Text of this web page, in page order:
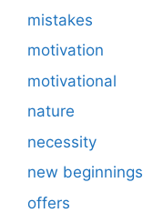
mistakes
motivation
motivational
nature
necessity
new beginnings
offers